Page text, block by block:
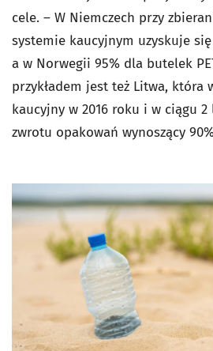
cele. – W Niemczech przy
systemie kaucyjnym uzyskuje
a w Norwegii 95% dla butelek
przykładem jest też Litwa, która
kaucyjny w 2016 roku i w ciągu
zwrotu opakowań wynoszący